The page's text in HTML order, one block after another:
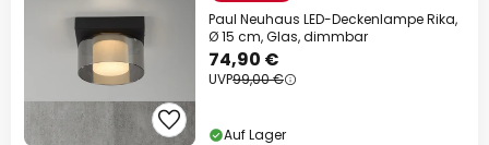
Paul Neuhaus LED-Deckenlampe Rika,
Ø 15 cm, Glas, dimmbar
74,90 €
UVP99,00 €
Auf Lager